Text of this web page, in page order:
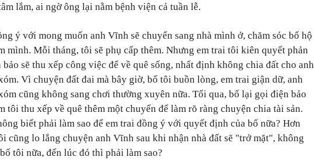
lắm, ai ngờ ông lại nằm bệnh viện cả tuần lễ.
ý với mong muốn anh Vĩnh sẽ chuyển sang nhà mình ở, chăm sóc bố hộ
mình. Mỗi tháng, tôi sẽ phụ cấp thêm. Nhưng em trai tôi kiên quyết phản
bảo sẽ thu xếp công việc để về quê sống, nhất định không chia đất cho anh
Vì chuyện đất đai mà bây giờ, bố tôi buồn lòng, em trai giận dữ, anh
cũng không sang chơi thường xuyên nữa. Tối qua, bố lại gọi điện bảo
tôi thu xếp về quê thêm một chuyến để làm rõ ràng chuyện chia tài sản.
biết phải làm sao để em trai đồng ý với quyết định của bố nữa? Hơn
cũng lo lắng chuyện anh Vĩnh sau khi nhận nhà đất sẽ "trở mặt", không
tôi nữa, đến lúc đó thì phải làm sao?